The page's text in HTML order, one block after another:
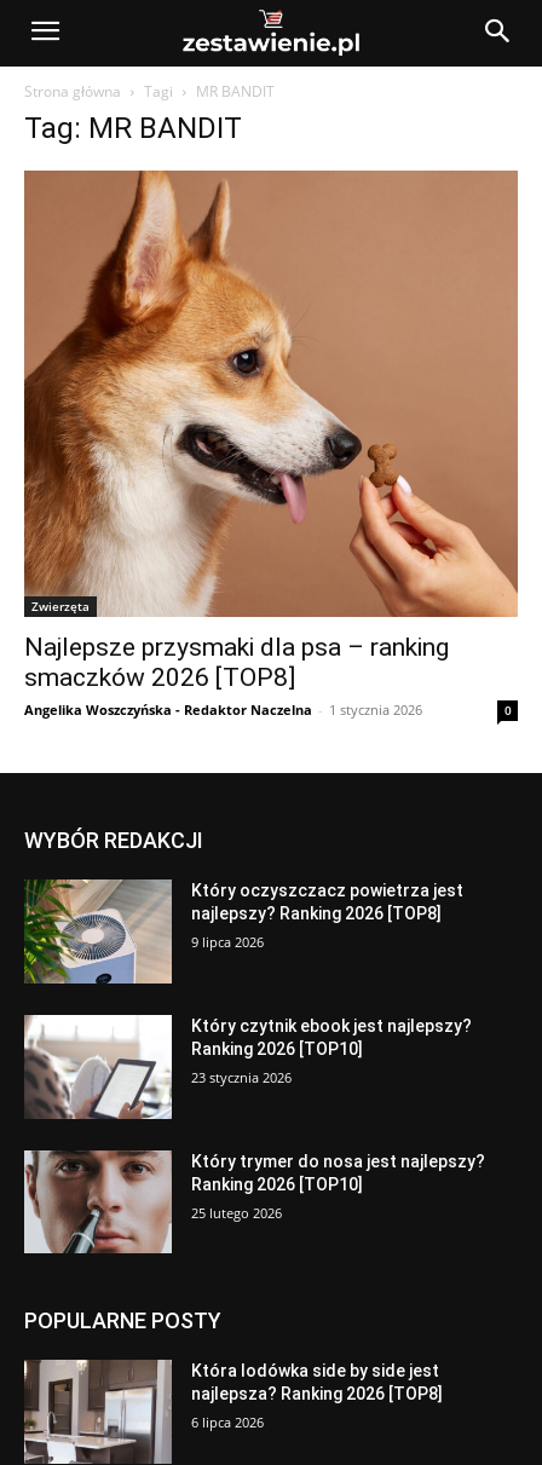
Strona główna Tagi MR BANDIT
Tag: MR BANDIT
Zwierzęta
Najlepsze przysmaki dla psa – ranking
smaczków 2026 [TOP8]
Angelika Woszczyńska - Redaktor Naczelna - 1 stycznia 2026 0
WYBÓR REDAKCJI
Który oczyszczacz powietrza jest
najlepszy? Ranking 2026 [TOP8]
9 lipca 2026
Który czytnik ebook jest najlepszy?
Ranking 2026 [TOP10]
23 stycznia 2026
Który trymer do nosa jest najlepszy?
Ranking 2026 [TOP10]
25 lutego 2026
POPULARNE POSTY
Która lodówka side by side jest
najlepsza? Ranking 2026 [TOP8]
6 lipca 2026